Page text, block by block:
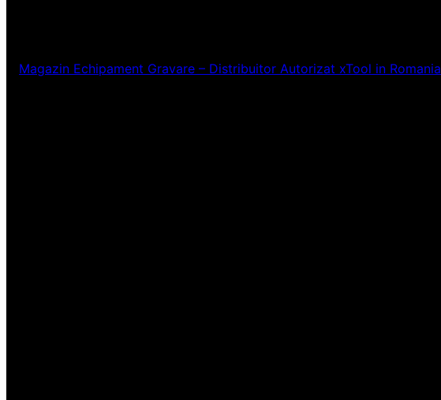
Magazin Echipament Gravare – Distribuitor Autorizat xTool in Romania